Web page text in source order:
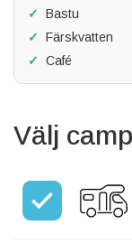
✓
Bastu
✓
Färskvatten
✓
Café
Välj